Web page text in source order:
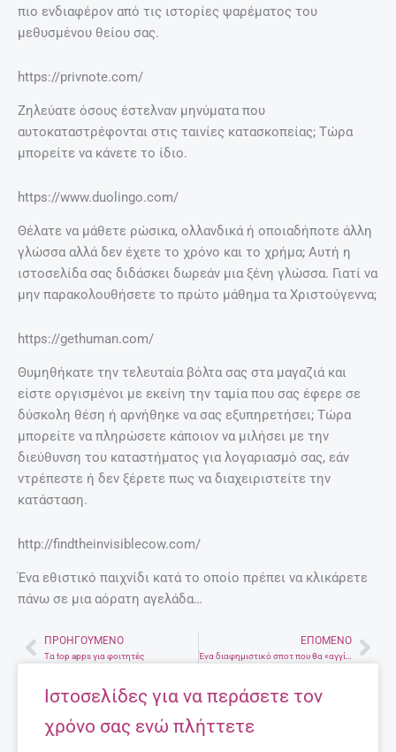
πιο ενδιαφέρον από τις ιστορίες ψαρέματος του
μεθυσμένου θείου σας.
https://privnote.com/
Ζηλεύατε όσους έστελναν μηνύματα που
αυτοκαταστρέφονται στις ταινίες κατασκοπείας; Τώρα
μπορείτε να κάνετε το ίδιο.
https://www.duolingo.com/
Θέλατε να μάθετε ρώσικα, ολλανδικά ή οποιαδήποτε άλλη
γλώσσα αλλά δεν έχετε το χρόνο και το χρήμα; Αυτή η
ιστοσελίδα σας διδάσκει δωρεάν μια ξένη γλώσσα. Γιατί να
μην παρακολουθήσετε το πρώτο μάθημα τα Χριστούγεννα;
https://gethuman.com/
Θυμηθήκατε την τελευταία βόλτα σας στα μαγαζιά και
είστε οργισμένοι με εκείνη την ταμία που σας έφερε σε
δύσκολη θέση ή αρνήθηκε να σας εξυπηρετήσει; Τώρα
μπορείτε να πληρώσετε κάποιον να μιλήσει με την
διεύθυνση του καταστήματος για λογαριασμό σας, εάν
ντρέπεστε ή δεν ξέρετε πως να διαχειριστείτε την
κατάσταση.
http://findtheinvisiblecow.com/
Ένα εθιστικό παιχνίδι κατά το οποίο πρέπει να κλικάρετε
πάνω σε μια αόρατη αγελάδα…
Prev
ΠΡΟΗΓΟΎΜΕΝΟ
Τα top apps για φοιτητές
ΕΠΌΜΕΝΟ
Ιστοσελίδες για να περάσετε τον
χρόνο σας ενώ πλήττετε